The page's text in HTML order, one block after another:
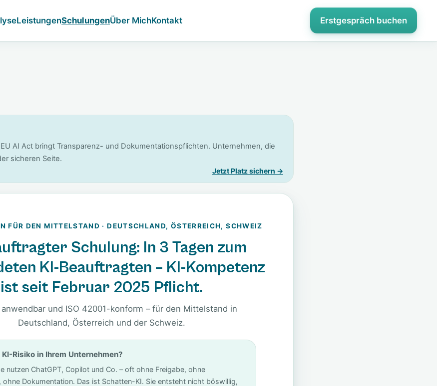
LeistungenSchulungenÜber MichKontakt Erstgespräch buchen
AI Act bringt Transparenz- und Dokumentationspflichten. Unternehmen, die
sicheren Seite.
Jetzt Platz sichern →
FÜR DEN MITTELSTAND · DEUTSCHLAND, ÖSTERREICH, SCHWEIZ
Schulung: In 3 Tagen zum
KI-Beauftragten – KI-Kompetenz
ist seit Februar 2025 Pflicht.
und ISO 42001-konform – für den Mittelstand in
Deutschland, Österreich und der Schweiz.
Risiko in Ihrem Unternehmen?
nutzen ChatGPT, Copilot und Co. – oft ohne Freigabe, ohne
ohne Dokumentation. Das ist Schatten-KI. Sie entsteht nicht böswillig,